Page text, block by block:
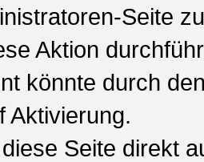
Seite
Aktion
könnte durch
Aktivierung.
Seite direkt